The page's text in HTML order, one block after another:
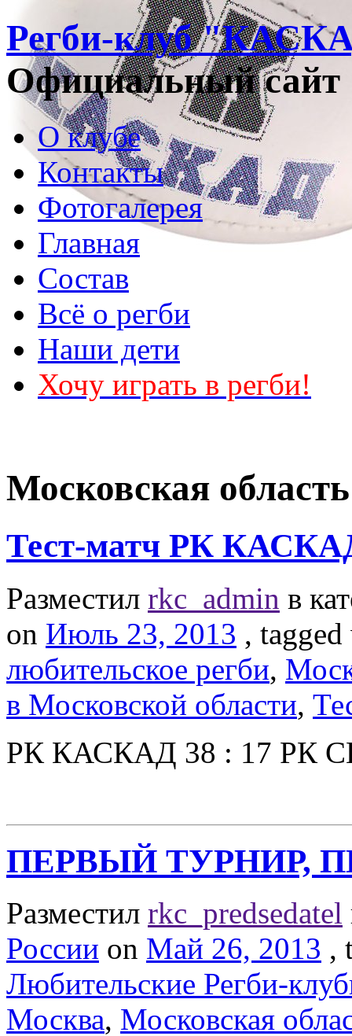
Регби-клуб
Официальный сайт
О клубе
Контакты
Фотогалерея
Главная
Состав
Всё о регби
Наши дети
Хочу играть в регби!
Московская область
Тест-матч РК
Разместил rkc_admin в
on Июль 23, 2013 ,
любительское регби,
в Московской области,
РК КАСКАД 38 : 17 РК
ПЕРВЫЙ ТУРНИР,
Разместил rkc_predsedatel
России on Май 26, 2013 ,
Любительские Регби-
Москва, Московская